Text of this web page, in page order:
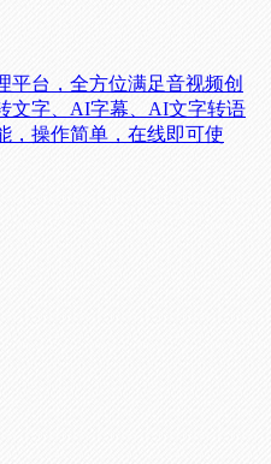
台，全方位满足音视频创
文字、AI字幕、AI文字转语
，操作简单，在线即可使